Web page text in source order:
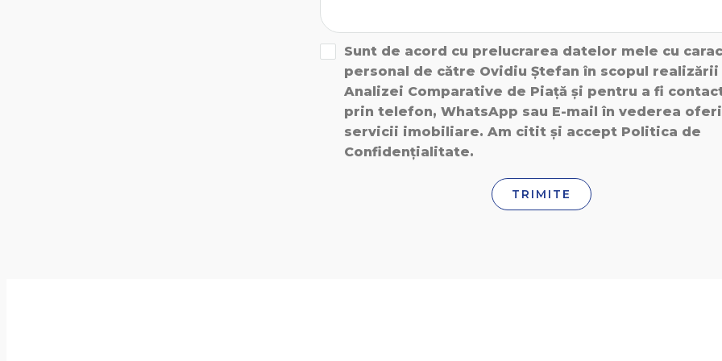
Sunt de acord cu prelucrarea datelor mele cu
personal de către Ovidiu Ștefan în scopul realizării
Analizei Comparative de Piață și pentru a fi
prin telefon, WhatsApp sau E-mail în vederea
servicii imobiliare. Am citit și accept Politica de
Confidențialitate.
TRIMITE